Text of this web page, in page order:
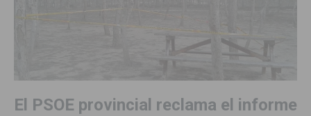
El PSOE provincial reclama el informe